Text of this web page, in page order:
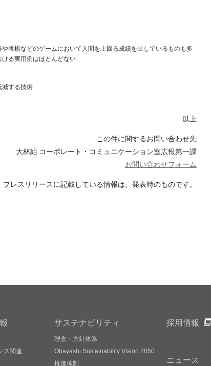
将棋などのゲームにおいて人間を上回る成績を出しているものも多
る実用例はほとんどない
する技術
以上
この件に関するお問い合わせ先
大林組 コーポレート・コミュニケーション室広報第一課
お問い合わせフォーム
プレスリリースに記載している情報は、発表時のものです。
ス関連
サステナビリティ
理念・方針体系
Obayashi Sustainability Vision 2050
推進体制
採用情報
ニュース